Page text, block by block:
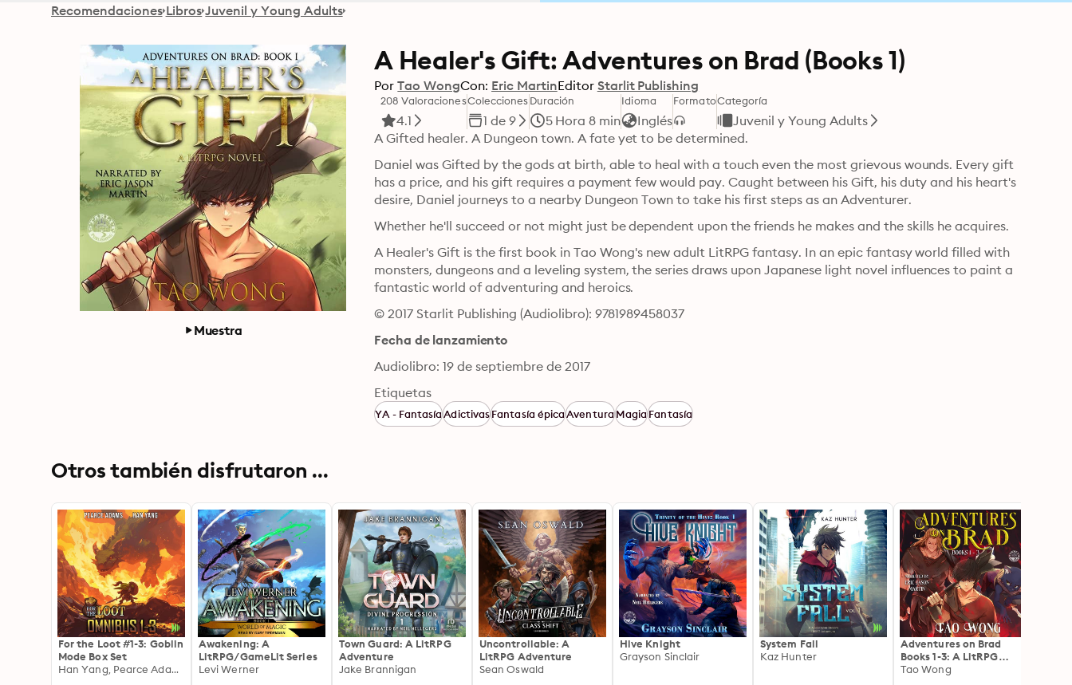
Recomendaciones Libros Juvenil y Young Adults
Muestra
A Healer's Gift: Adventures on Brad (Books 1)
Por Tao WongCon: Eric MartinEditor Starlit Publishing
208 Valoraciones
4.1
Colecciones
1 de 9
Duración
5 Hora 8 min
Idioma
Inglés
FormatoCategoría
Juvenil y Young Adults
A Gifted healer. A Dungeon town. A fate yet to be determined.
Daniel was Gifted by the gods at birth, able to heal with a touch even the most grievous wounds. Every gift
has a price, and his gift requires a payment few would pay. Caught between his Gift, his duty and his heart's
desire, Daniel journeys to a nearby Dungeon Town to take his first steps as an Adventurer.
Whether he'll succeed or not might just be dependent upon the friends he makes and the skills he acquires.
A Healer's Gift is the first book in Tao Wong's new adult LitRPG fantasy. In an epic fantasy world filled with
monsters, dungeons and a leveling system, the series draws upon Japanese light novel influences to paint a
fantastic world of adventuring and heroics.
© 2017 Starlit Publishing (Audiolibro): 9781989458037
Fecha de lanzamiento
Audiolibro: 19 de septiembre de 2017
Etiquetas
YA - FantasíaAdictivasFantasía épicaAventuraMagiaFantasía
Otros también disfrutaron ...
For the Loot #1-3: Goblin
Mode Box Set
Han Yang, Pearce Adams
Awakening: A
LitRPG/GameLit Series
Levi Werner
Town Guard: A LitRPG
Adventure
Jake Brannigan
Uncontrollable: A
LitRPG Adventure
Sean Oswald
Hive Knight
Grayson Sinclair
System Fall
Kaz Hunter
Adventures on Brad
Books 1-3: A LitRPG
Fantasy Series
Tao Wong